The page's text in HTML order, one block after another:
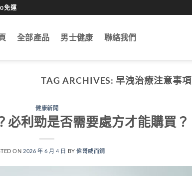
免運
全部產品 男士健康 聯絡我們
TAG ARCHIVES:早洩治療注意事項
健康新聞
必利勁是否需要處方才能購買？
ON 2026 年 6 月 4 日 BY偉哥威而鋼